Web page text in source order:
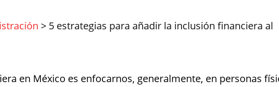
> 5 estrategias para añadir la inclusión financiera al
en México es enfocarnos, generalmente, en personas